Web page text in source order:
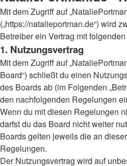
Mit dem Zugriff auf
(„https://natalieportman.de“) wird
Betreiber ein Vertrag mit
1. Nutzungsvertrag
Mit dem Zugriff auf
Board“) schließt du einen
des Boards ab (im Folgenden
den nachfolgenden Regelungen
Wenn du mit diesen Regelungen
darfst du das Board nicht weiter
Boards gelten jeweils die an
Regelungen.
Der Nutzungsvertrag wird auf